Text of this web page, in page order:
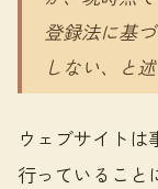
登録法に基
しない、と述
ウェブサイトは
行っていること